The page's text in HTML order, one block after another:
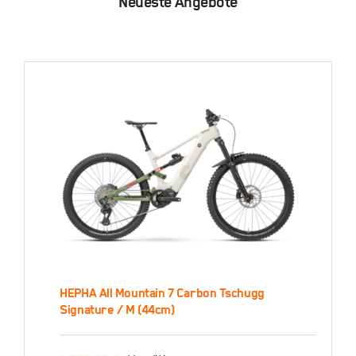
HEPHA All Mountain 7
Carbon Tschugg
HEPHA All Mountain 7 Carbon Tschugg
Signature / M (44cm)